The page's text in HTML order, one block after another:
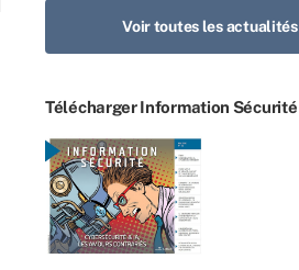
Voir toutes les actualités
Télécharger Information Sécurité